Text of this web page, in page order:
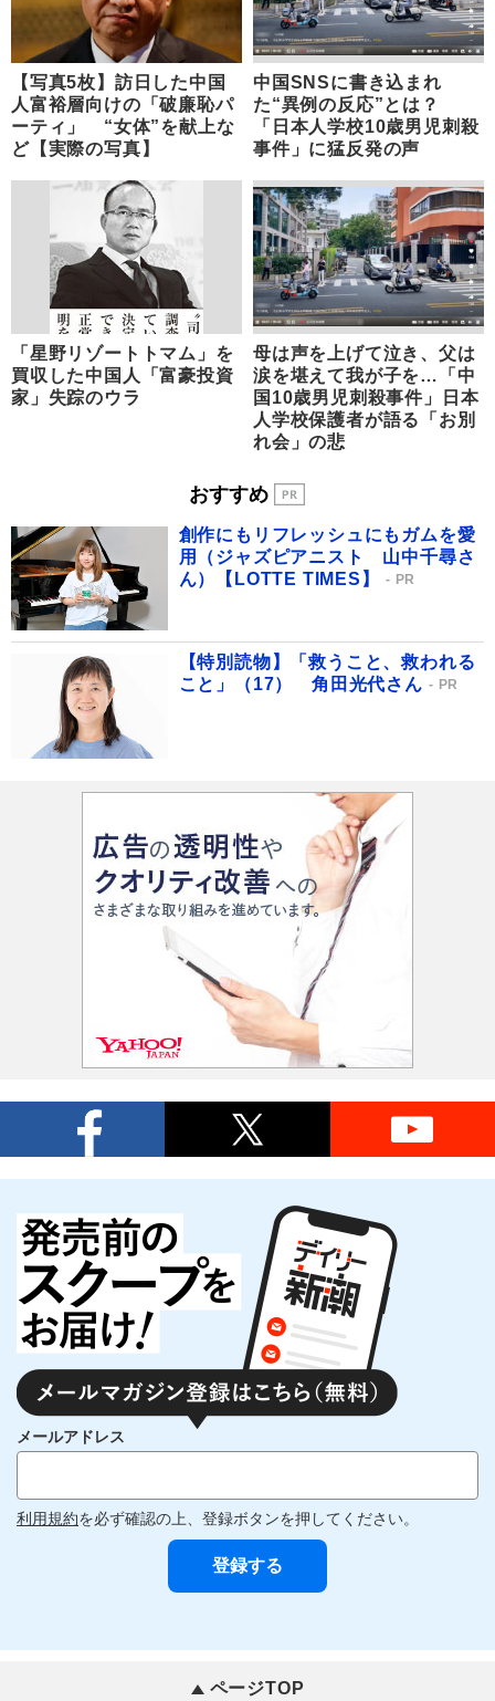
【写真5枚】訪日した中国
人富裕層向けの「破廉恥パ
ーティ」 “女体”を献上な
ど【実際の写真】
中国SNSに書き込まれ
た“異例の反応”とは？
「日本人学校10歳男児刺殺
事件」に猛反発の声
「星野リゾートトマム」を
買収した中国人「富豪投資
家」失踪のウラ
母は声を上げて泣き、父は
涙を堪えて我が子を…「中
国10歳男児刺殺事件」日本
人学校保護者が語る「お別
れ会」の悲
おすすめ
創作にもリフレッシュにもガムを愛
用（ジャズピアニスト 山中千尋さ
ん）【LOTTE TIMES】
PR
【特別読物】「救うこと、救われる
こと」（17） 角田光代さん
PR
メールアドレス
利用規約を必ず確認の上、登録ボタンを押してください。
ページTOP